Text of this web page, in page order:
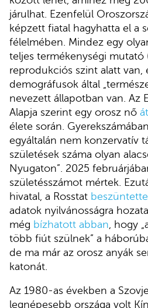
járulhat. Ezenfelül
képzett fiatal hagyhatta el a
félelmében. Mindez egy
teljes termékenységi mutató
reprodukciós szint alatt van,
demográfusok által
nevezett állapotban van. Az
Alapja szerint egy orosz nő
élete során.
egyáltalán nem konzervatív
születések száma olyan
Nyugaton”. 2025
születésszámot mértek.
hivatal, a Rosstat beszüntette
adatok nyilvánosságra
még bízhatott abban , hogy
több fiút szülnek” a
de ma már az orosz anyák
katonát.
Az 1980-as években a
legnépesebb országa volt